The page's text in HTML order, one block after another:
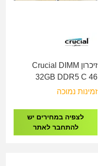
זיכרון Crucial DIMM
32GB DDR5 C 46
5600Mhz Tray
זמינות נמוכה
לצפיה במחירים יש
להתחבר לאתר